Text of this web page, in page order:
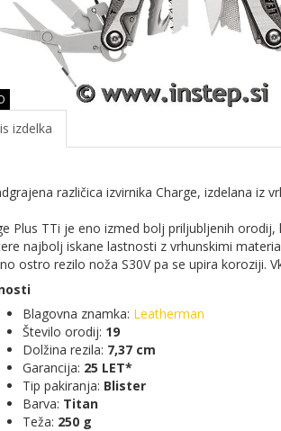
izdelka
različica izvirnika Charge, izdelana iz
Plus TTi je eno izmed bolj priljubljenih
najbolj iskane lastnosti z vrhunskimi
ostro rezilo noža S30V pa se upira koroziji.
Blagovna znamka: Leatherman
Število orodij: 19
Dolžina rezila: 7,37 cm
Garancija: 25 LET*
Tip pakiranja: Blister
Barva: Titan
Teža: 250 g